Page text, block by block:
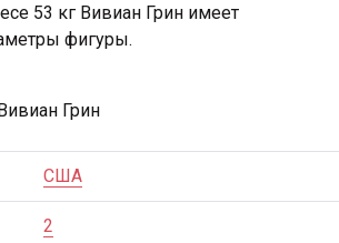
53 кг Вивиан Грин имеет
фигуры.
США
2